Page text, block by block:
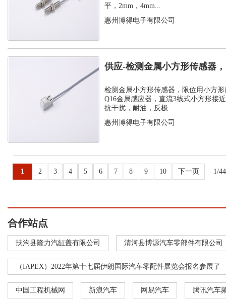
平，2mm，4mm...
惠州博得电子有限公司
供应-检测金属小方形传感器
感应器
检测金属小方形传感器，限位用小方
Q16金属感应器，直流3线式小方形接
抗干扰，耐油，反极...
惠州博得电子有限公司
1 2 3 4 5 6 7 8 9 10 下一页 1/
合作站点
扶沟县隆力汽缸盖有限公司 清河县博源汽车零部件有限公司
（IAPEX）2022年第十七届伊朗国际汽车零配件展览会报名参展了
中国工程机械网 新浪汽车 网易汽车 腾讯汽车